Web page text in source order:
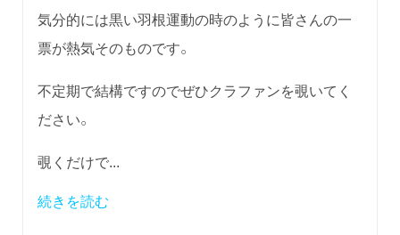
気分的には黒い羽根運動の時のように皆さんの一
票が熱気そのものです。
不定期で結構ですのでぜひクラファンを覗いてく
ださい。
覗くだけで...
続きを読む